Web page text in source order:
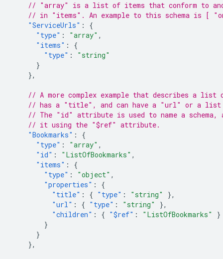
// "array" is a list of items that conform to
// in "items". An example to this schema is [
"ServiceUrls" :
{
"type" : "array" ,
"items" :
{
"type" :
"string"
}
},
// A more complex example that describes a list
// has a "title", and can have a "url" or a list
// The "id" attribute is used to name a schema,
// it using the "$ref" attribute.
"Bookmarks" :
{
"type" : "array" ,
"id" : "ListOfBookmarks" ,
"items" :
{
"type" : "object" ,
"properties" :
{
"title" : { "type" : "string"
},
"url" : { "type" : "string"
},
"children" : { "$ref" : "ListOfBookmarks"
}
}
}
},